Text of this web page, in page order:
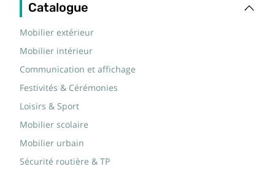
Catalogue
Mobilier extérieur
Mobilier intérieur
Communication et affichage
Festivités & Cérémonies
Loisirs & Sport
Mobilier scolaire
Mobilier urbain
Sécurité routière & TP